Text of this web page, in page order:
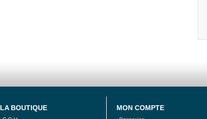
LA BOUTIQUE MON COMPTE